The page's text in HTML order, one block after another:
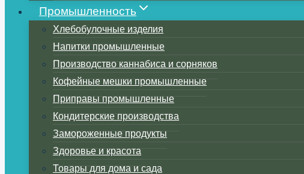
Промышленность
Хлебобулочные изделия
Напитки промышленные
Производство каннабиса и сорняков
Кофейные мешки промышленные
Приправы промышленные
Кондитерские производства
Замороженные продукты
Здоровье и красота
Товары для дома и сада